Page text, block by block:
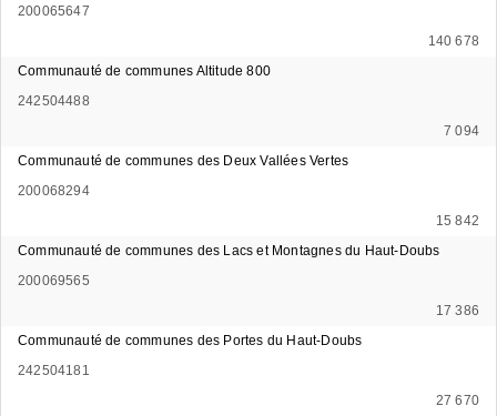
200065647
140 678
Communauté de communes Altitude 800
242504488
7 094
Communauté de communes des Deux Vallées Vertes
200068294
15 842
Communauté de communes des Lacs et Montagnes du Haut-Doubs
200069565
17 386
Communauté de communes des Portes du Haut-Doubs
242504181
27 670